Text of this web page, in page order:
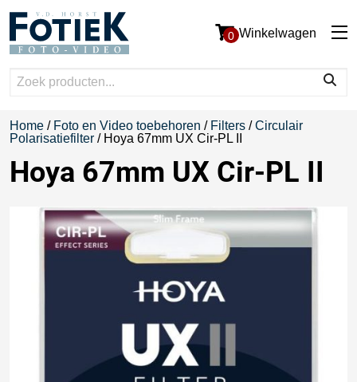
0 Winkelwagen
Home / Foto en Video toebehoren / Filters /Circulair
Polarisatiefilter / Hoya 67mm UX Cir-PL II
Hoya 67mm UX Cir-PL II